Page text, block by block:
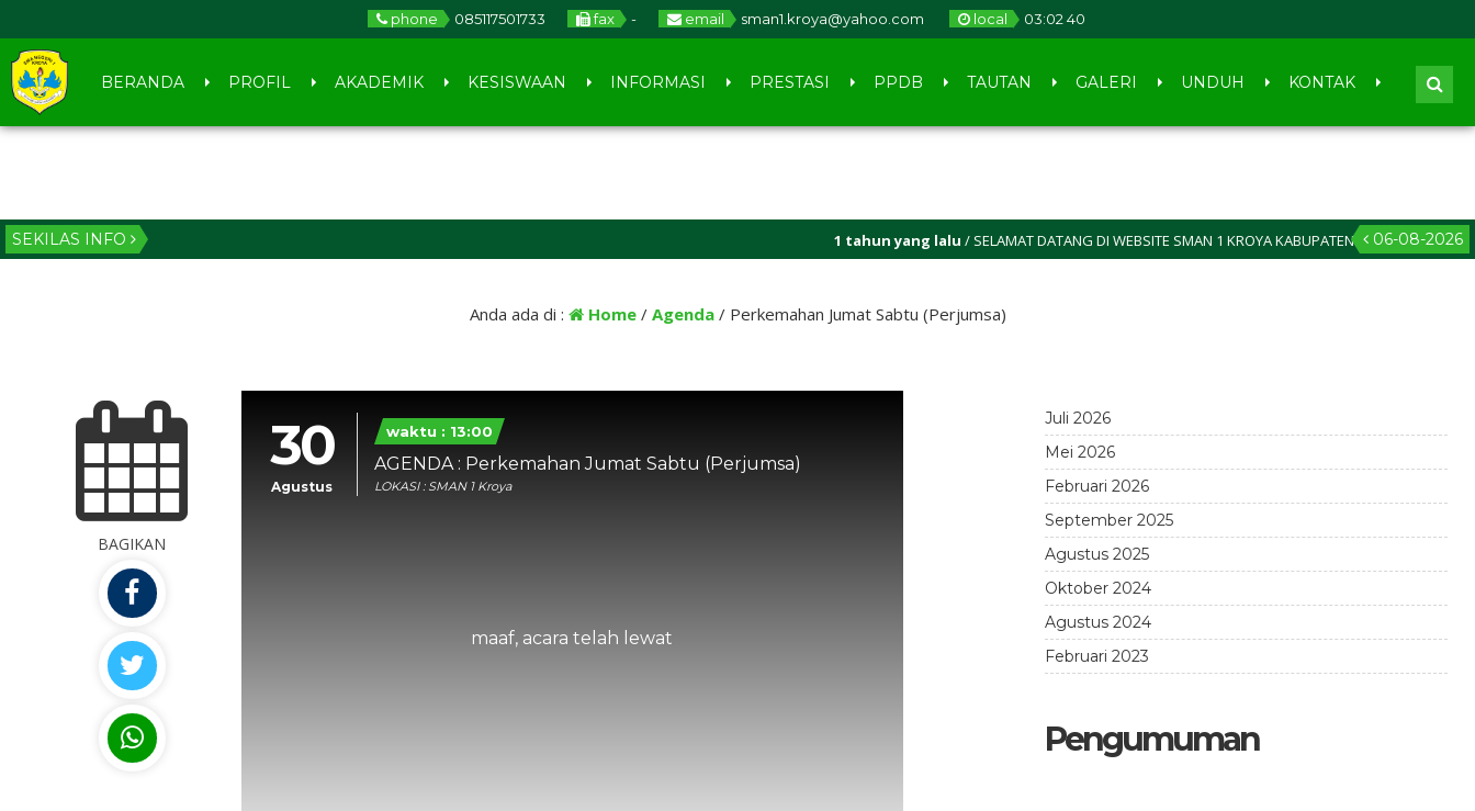
phone 085117501733 fax - email sman1.kroya@yahoo.com local 03:02 40
BERANDA PROFIL AKADEMIK KESISWAAN INFORMASI PRESTASI PPDB TAUTAN GALERI UNDUH KONTAK
SEKILAS INFO 06-08-2026
1 tahun yang lalu/ SELAMAT DATANG DI WEBSITE SMAN 1 KROYA KABUPATEN INDRAMAYU
Anda ada di : Home/ Agenda/ Perkemahan Jumat Sabtu (Perjumsa)
BAGIKAN
30
Agustus
waktu : 13:00
AGENDA : Perkemahan Jumat Sabtu (Perjumsa)
LOKASI : SMAN 1 Kroya
maaf, acara telah lewat
Juli 2026
Mei 2026
Februari 2026
September 2025
Agustus 2025
Oktober 2024
Agustus 2024
Februari 2023
Pengumuman